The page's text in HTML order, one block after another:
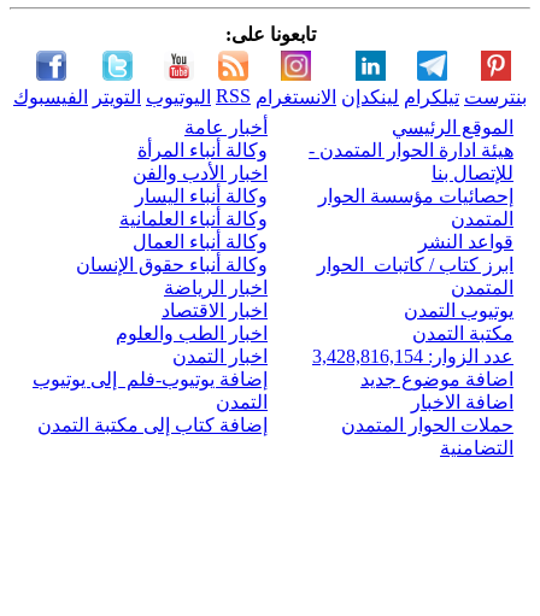
تابعونا على:
الفيسبوك التويتر اليوتيوب RSS الانستغرام لينكدإن تيلكرام بنترست
الموقع الرئيسي
هيئة ادارة الحوار المتمدن -
للإتصال بنا
إحصائيات مؤسسة الحوار
المتمدن
قواعد النشر
ابرز كتاب / كاتبات الحوار
المتمدن
يوتيوب التمدن
مكتبة التمدن
عدد الزوار: 3,428,816,154
اضافة موضوع جديد
اضافة الاخبار
حملات الحوار المتمدن
التضامنية
أخبار عامة
وكالة أنباء المرأة
اخبار الأدب والفن
وكالة أنباء اليسار
وكالة أنباء العلمانية
وكالة أنباء العمال
وكالة أنباء حقوق الإنسان
اخبار الرياضة
اخبار الاقتصاد
اخبار الطب والعلوم
اخبار التمدن
إضافة يوتيوب-فلم إلى يوتيوب
التمدن
إضافة كتاب إلى مكتبة التمدن